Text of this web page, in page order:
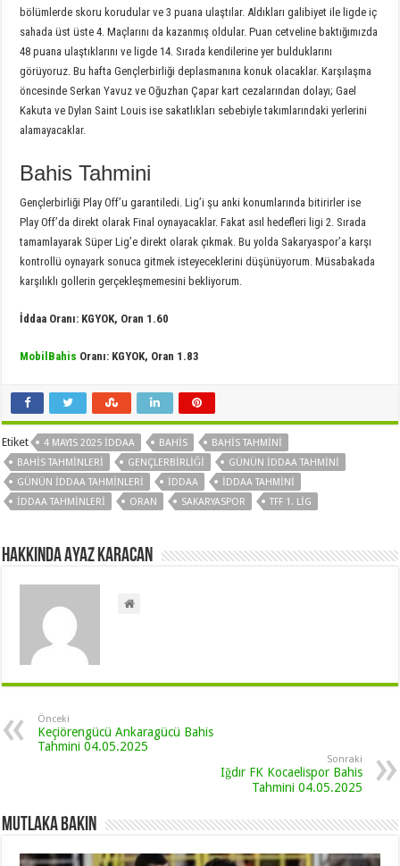
bölümlerde skoru korudular ve 3 puana ulaştılar. Aldıkları galibiyet ile ligde iç
sahada üst üste 4. Maçlarını da kazanmış oldular. Puan cetveline baktığımızda
48 puana ulaştıklarını ve ligde 14. Sırada kendilerine yer bulduklarını
görüyoruz. Bu hafta Gençlerbirliği deplasmanına konuk olacaklar. Karşılaşma
öncesinde Serkan Yavuz ve Oğuzhan Çapar kart cezalarından dolayı; Gael
Kakuta ve Dylan Saint Louis ise sakatlıkları sebebiyle takımlarındaki yerlerini
alamayacaklar.
Bahis Tahmini
Gençlerbirliği Play Off’u garantiledi. Lig’i şu anki konumlarında bitirirler ise
Play Off’da direkt olarak Final oynayacaklar. Fakat asıl hedefleri ligi 2. Sırada
tamamlayarak Süper Lig’e direkt olarak çıkmak. Bu yolda Sakaryaspor’a karşı
kontrollü oynayark sonuca gitmek isteyeceklerini düşünüyorum. Müsabakada
karşılıklı gollerin gerçekleşmemesini bekliyorum.
İddaa Oranı: KGYOK, Oran 1.60
MobilBahis Oranı: KGYOK, Oran 1.83
Etiket 4 MAYIS 2025 İDDAA BAHIS
BAHIS TAHMINI
BAHIS TAHMINLERI
GENÇLERBIRLIĞI
GÜNÜN IDDAA TAHMINI
GÜNÜN IDDAA TAHMINLERI
IDDAA
IDDAA TAHMINI
IDDAA TAHMINLERI
ORAN SAKARYASPOR TFF 1. LIG
Hakkında Ayaz Karacan
Önceki
Keçiörengücü Ankaragücü Bahis
Tahmini 04.05.2025
Sonraki
Iğdır FK Kocaelispor Bahis
Tahmini 04.05.2025
Mutlaka Bakın